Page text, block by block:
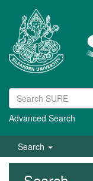
Advanced Search
Search